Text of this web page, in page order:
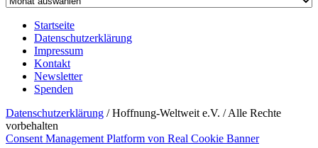
Startseite
Datenschutzerklärung
Impressum
Kontakt
Newsletter
Spenden
Datenschutzerklärung / Hoffnung-Weltweit e.V. / Alle Rechte
vorbehalten
Consent Management Platform von Real Cookie Banner